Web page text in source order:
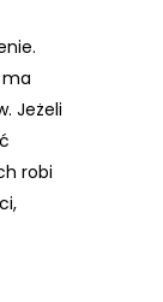
ma
Jeżeli
robi